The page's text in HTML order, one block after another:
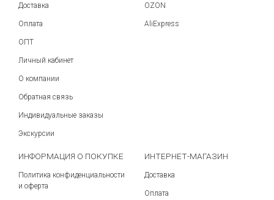
Доставка
Оплата
ОПТ
Личный кабинет
О компании
Обратная связь
Индивидуальные заказы
Экскурсии
OZON
AliExpress
ИНФОРМАЦИЯ О ПОКУПКЕ
Политика конфиденциальности
и оферта
ИНТЕРНЕТ-МАГАЗИН
Доставка
Оплата